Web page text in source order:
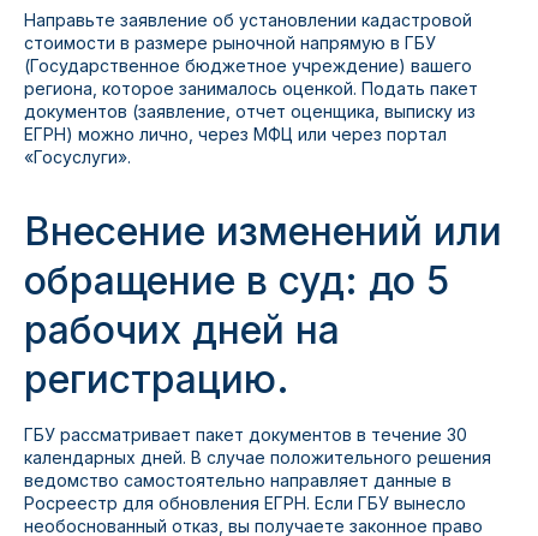
Направьте заявление об установлении кадастровой
стоимости в размере рыночной напрямую в ГБУ
(Государственное бюджетное учреждение) вашего
региона, которое занималось оценкой. Подать пакет
документов (заявление, отчет оценщика, выписку из
ЕГРН) можно лично, через МФЦ или через портал
«Госуслуги».
Внесение изменений или
обращение в суд: до 5
рабочих дней на
регистрацию.
ГБУ рассматривает пакет документов в течение 30
календарных дней. В случае положительного решения
ведомство самостоятельно направляет данные в
Росреестр для обновления ЕГРН. Если ГБУ вынесло
необоснованный отказ, вы получаете законное право